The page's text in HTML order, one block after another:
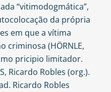
“vitimodogmática”,
da própria
em que a vítima
criminosa (HÖRNLE,
pricipio limitador.
Ricardo Robles (org.).
Ricardo Robles